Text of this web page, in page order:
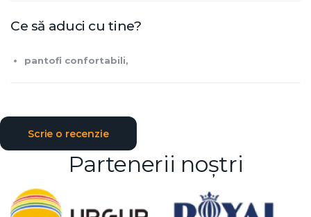
Ce să aduci cu tine?
pantofi confortabili,
Scrie o recenzie
Partenerii noștri